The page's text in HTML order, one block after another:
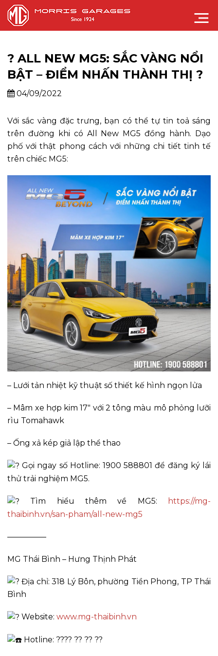
? ALL NEW MG5: SẮC VÀNG NỔI
BẬT – ĐIỂM NHẤN THÀNH THỊ ?
04/09/2022
Với sắc vàng đặc trưng, bạn có thể tự tin toả sáng
trên đường khi có All New MG5 đồng hành. Dạo
phố với thật phong cách với những chi tiết tinh tế
trên chiếc MG5:
– Lưới tản nhiệt kỹ thuật số thiết kế hình ngọn lửa
– Mâm xe hợp kim 17″ với 2 tông màu mô phỏng lưỡi
rìu Tomahawk
– Ống xả kép giả lập thể thao
Gọi ngay số Hotline: 1900 588801 để đăng ký lái
thử trải nghiệm MG5.
Tìm hiểu thêm về MG5:
https://mg-
thaibinh.vn/san-pham/all-new-mg5
—————
MG Thái Bình – Hưng Thịnh Phát
Địa chỉ: 318 Lý Bôn, phường Tiền Phong, TP Thái
Bình
Website: www.mg-thaibinh.vn
Hotline: ???? ?? ?? ??